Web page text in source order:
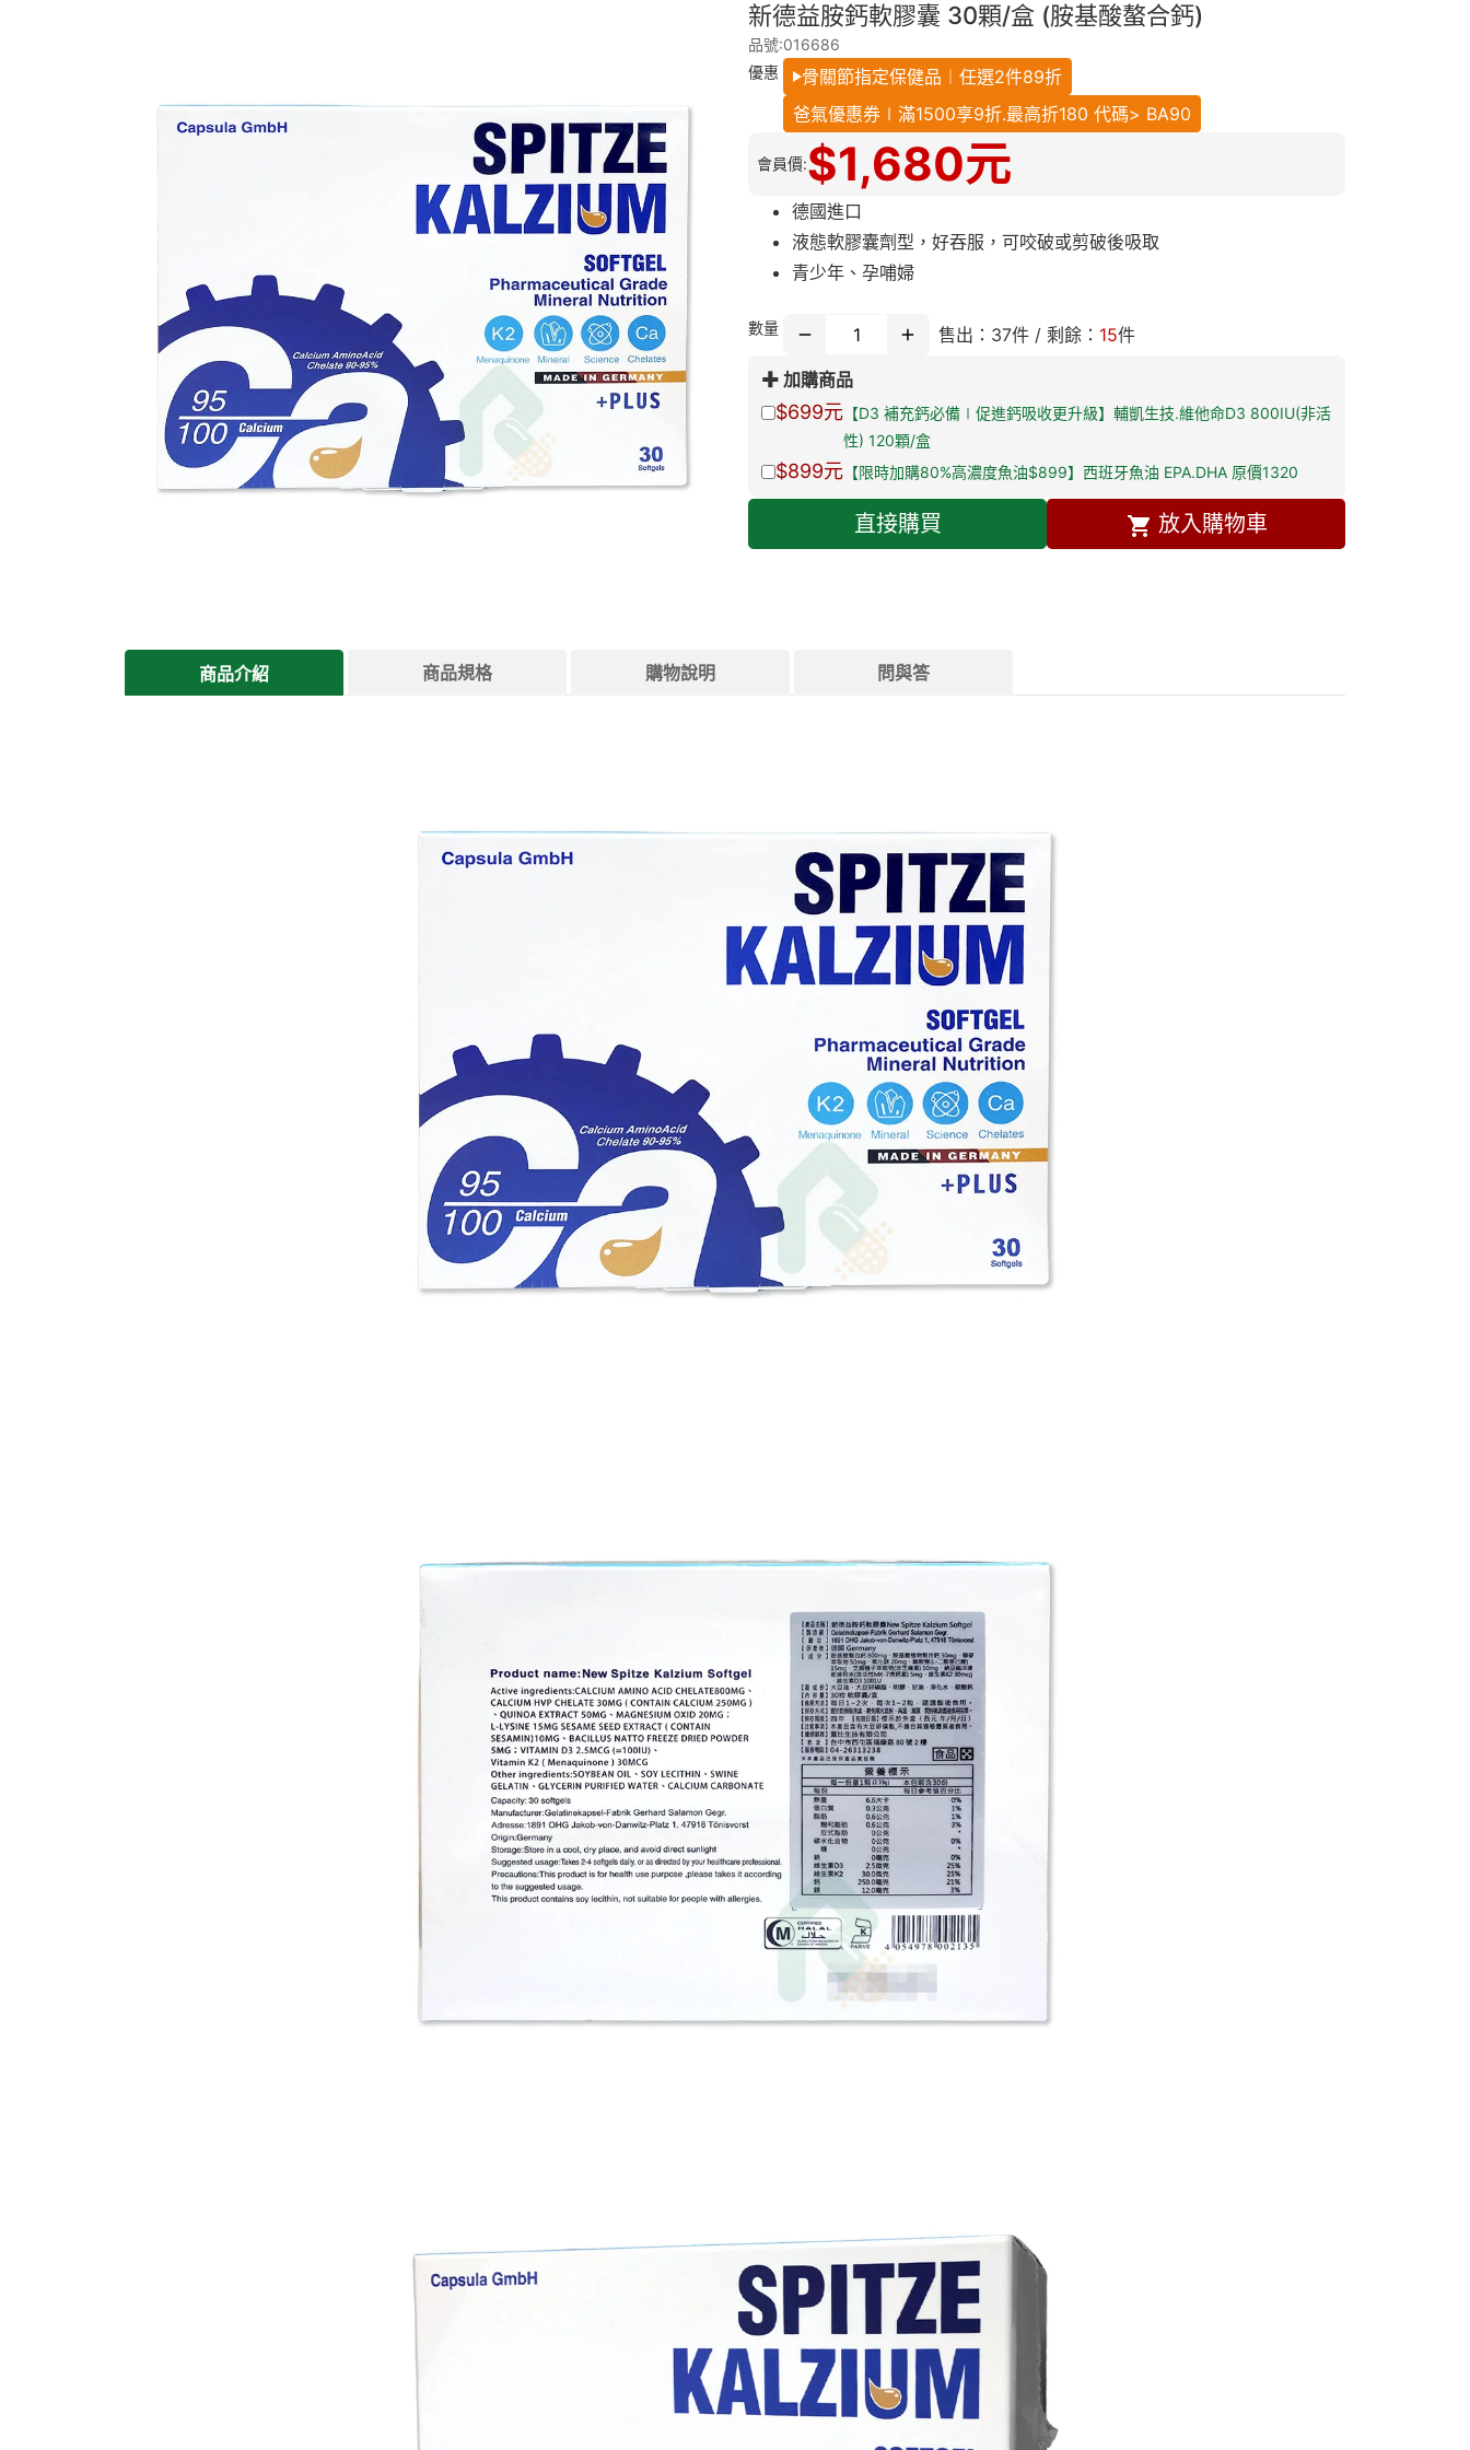
新德益胺鈣軟膠囊 30顆/盒 (胺基酸螯合鈣)
品號:016686
會員價:$1,680元
優惠
骨關節指定保健品︱任選2件89折
爸氣優惠券∣滿1500享9折.最高折180 代碼> BA90
德國進口
液態軟膠囊劑型，好吞服，可咬破或剪破後吸取
青少年、孕哺婦
數量 售出： 37件 / 剩餘： 15件
加購商品
$699元 【D3 補充鈣必備∣促進鈣吸收更升級】輔凱生技.維他命D3 800IU(非活
性) 120顆/盒
$899元 【限時加購80%高濃度魚油$899】西班牙魚油 EPA.DHA 原價1320
直接購買 放入購物車
商品介紹 商品規格 購物說明 問與答